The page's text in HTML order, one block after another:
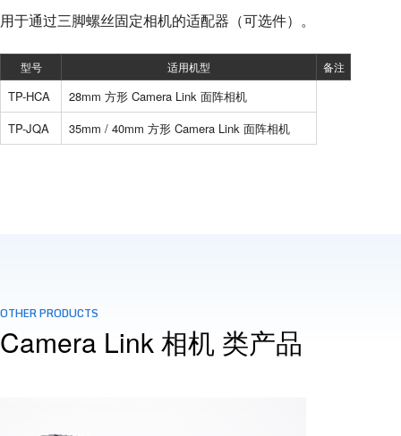
用于通过三脚螺丝固定相机的适配器（可选件）。
型号 适用机型 备注
TP-HCA
28mm 方形 Camera Link 面阵相机
TP-JQA
35mm / 40mm 方形 Camera Link 面阵相机
OTHER PRODUCTS
Camera Link 相机 类产品